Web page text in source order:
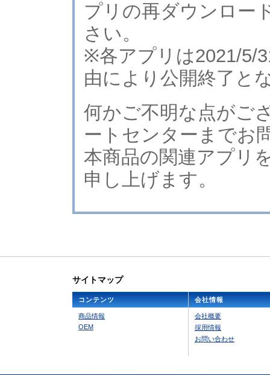
プリの再ダウンロー
さい。
※各アプリは2021/5/
由により公開終了と
何かご不明な点がご
ートセンターまでお
本商品の関連アプリ
申し上げます。
サイトマップ
コンテンツ
商品情報
OEM
会社情報
会社概要
採用情報
お問い合わせ